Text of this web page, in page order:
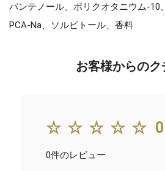
パンテノール、ポリクオタニウム-10
PCA-Na、ソルビトール、香料
お客様からのク
☆☆☆☆☆
0件のレビュー